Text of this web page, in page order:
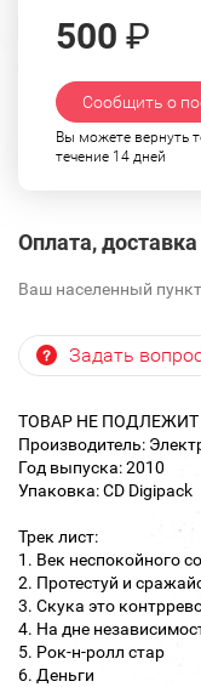
500 ₽
Сообщить о
Вы можете вернуть
течение 14 дней
Оплата, доставка
Ваш населенный
Задать
ТОВАР НЕ ПОДЛЕЖИТ
Производитель:
Год выпуска: 2010
Упаковка: CD Digipack
Трек лист:
1. Век неспокойного
2. Протестуй и
3. Скука это
4. На дне
5. Рок-н-ролл стар
6. Деньги